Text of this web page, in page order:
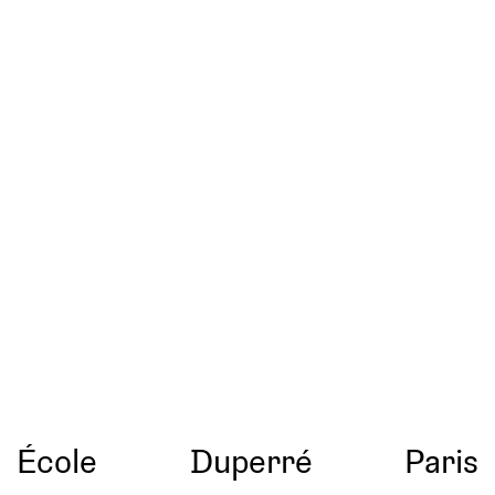
École Duperré Paris